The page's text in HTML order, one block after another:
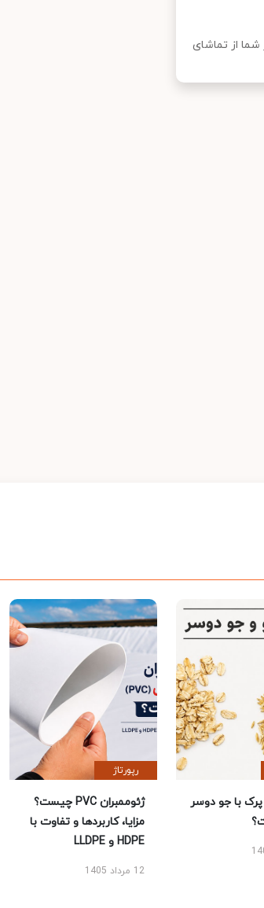
از تماشای
با جو دوسر
رپورتاژ
ژئوممبران PVC چیست؟
مزایا، کاربردها و تفاوت با
HDPE و LLDPE
12 مرداد 1405